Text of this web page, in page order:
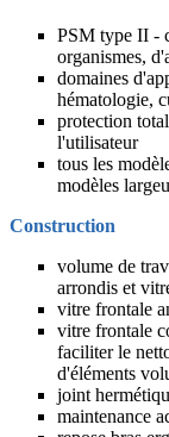
PSM type II -
organismes,
domaines
hématologie,
protection
l'utilisateur
tous les
modèles
Construction
volume de
arrondis et
vitre frontale
vitre frontale
faciliter le
d'éléments
joint
maintenance